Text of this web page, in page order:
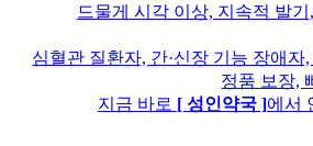
드물게 시각 이상, 지속적 발
심혈관 질환자, 간·신장 기능 장애
정품 보장,
지금 바로 [ 성인약국 ]에서